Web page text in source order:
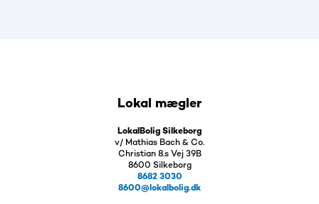
Lokal mægler
LokalBolig Silkeborg
v/ Mathias Bach & Co.
Christian 8.s Vej 39B
8600 Silkeborg
8682 3030
8600@lokalbolig.dk